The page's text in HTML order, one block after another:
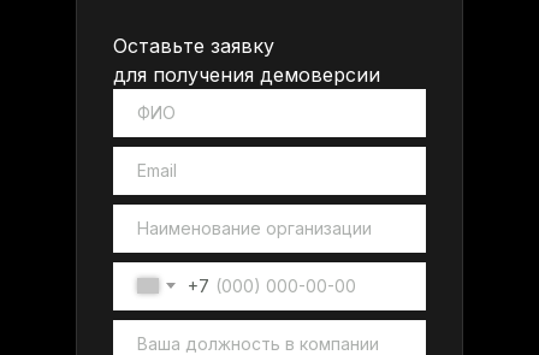
Оставьте заявку
для получения демоверсии
+7